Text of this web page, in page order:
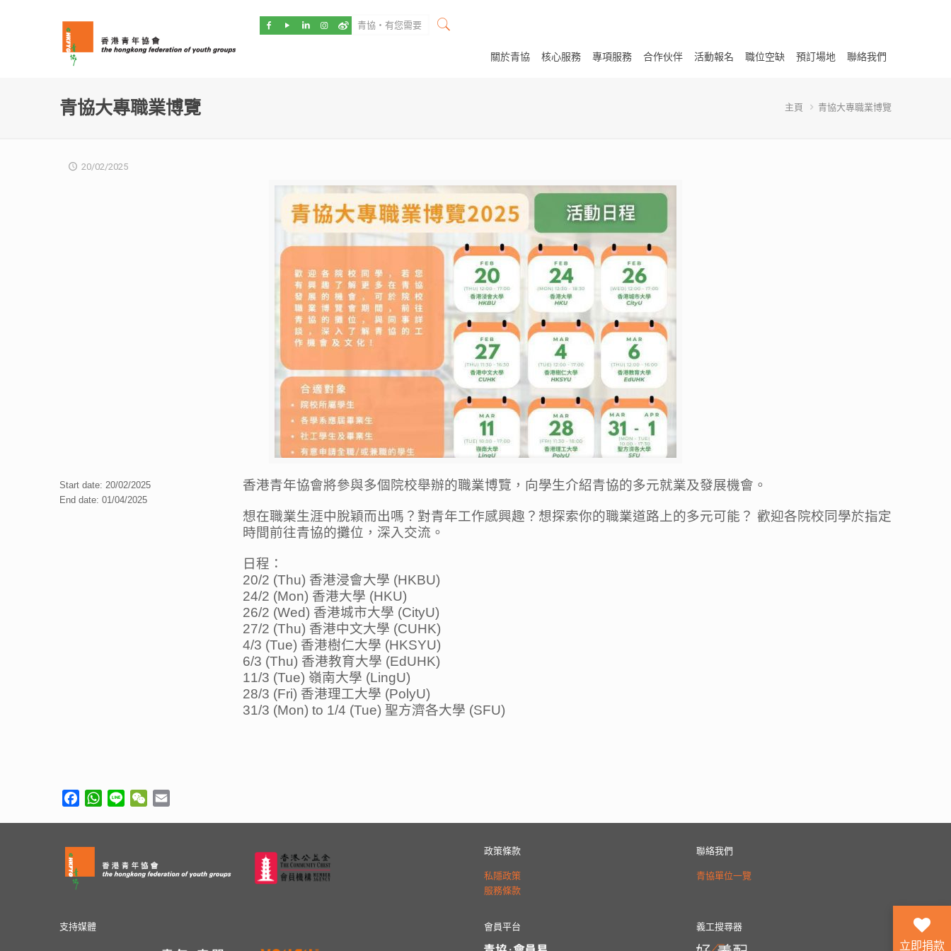
關於青協 核心服務 專項服務 合作伙伴 活動報名 職位空缺 預訂場地 聯絡我們
青協大專職業博覽 主頁 青協大專職業博覽
20/02/2025
Start date: 20/02/2025
End date: 01/04/2025
香港青年協會將參與多個院校舉辦的職業博覽，向學生介紹青協的多元就業及發展機會。
想在職業生涯中脫穎而出嗎？對青年工作感興趣？想探索你的職業道路上的多元可能？ 歡迎各院校同學於指定
時間前往青協的攤位，深入交流。
日程：
20/2 (Thu) 香港浸會大學 (HKBU)
24/2 (Mon) 香港大學 (HKU)
26/2 (Wed) 香港城市大學 (CityU)
27/2 (Thu) 香港中文大學 (CUHK)
4/3 (Tue) 香港樹仁大學 (HKSYU)
6/3 (Thu) 香港教育大學 (EdUHK)
11/3 (Tue) 嶺南大學 (LingU)
28/3 (Fri) 香港理工大學 (PolyU)
31/3 (Mon) to 1/4 (Tue) 聖方濟各大學 (SFU)
FacebookWhatsApp
Line WeChat
政策條款
私隱政策
服務條款
聯絡我們
青協單位一覽
支持媒體 會員平台 義工搜尋器
立即捐款